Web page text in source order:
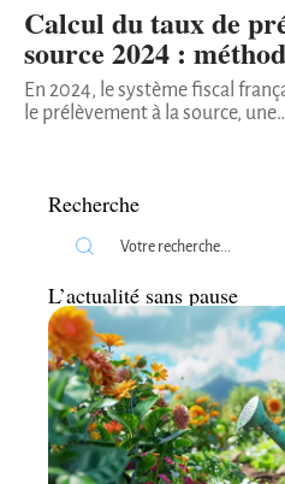
Calcul du taux de
source 2024 :
En 2024, le système fiscal
le prélèvement à la source, une
Recherche
L’actualité sans pause